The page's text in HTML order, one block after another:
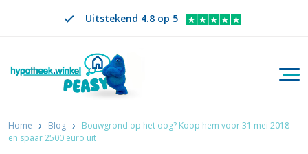
Uitstekend 4.8 op 5
Zoeken
VERANDER TAAL. GESELECTEERDE TAAL IS
NL
Home Blog
Bouwgrond op het oog? Koop hem voor 31 mei 2018
en spaar 2500 euro uit